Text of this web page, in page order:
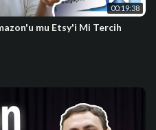
00:19:38
mu Etsy'i Mi Tercih